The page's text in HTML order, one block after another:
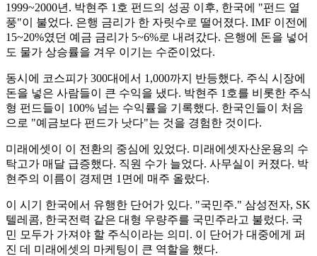
1999~2000년. 박현주 1호 펀드의 성공 이후, 한국에 "펀드 열
풍"이 불었다. 은행 금리가 한 자릿수로 떨어졌다. IMF 이전에
15~20%였던 예금 금리가 5~6%로 내려갔다. 은행에 돈을 넣어
도 물가 상승률을 겨우 이기는 수준이었다.
동시에 코스피가 300대에서 1,000까지 반등했다. 주식 시장에
돈을 넣은 사람들이 큰 수익을 냈다. 박현주 1호를 비롯한 주식
형 펀드들이 100% 넘는 수익률을 기록했다. 한국인들이 처음
으로 "예금보다 펀드가 낫다"는 것을 경험한 것이다.
미래에셋이 이 전환의 중심에 있었다. 미래에셋자산운용의 수
탁고가 매달 급증했다. 직원 수가 늘었다. 사무실이 커졌다. 박
현주의 이름이 경제면 1면에 매주 올랐다.
이 시기 한국에서 유행한 단어가 있다. "국민주." 삼성전자, SK
텔레콤, 한국전력 같은 대형 우량주를 국민주라고 불렀다. 국
민 모두가 가져야 할 주식이라는 의미. 이 단어가 대중에게 퍼
진 데 미래에셋의 마케팅이 큰 역할을 했다.